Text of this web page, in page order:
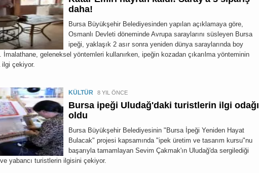
daha!
Bursa Büyükşehir Belediyesinden yapılan açıklamaya göre,
Osmanlı Devleti döneminde Avrupa saraylarını süsleyen Bursa
ipeği, yaklaşık 2 asır sonra yeniden dünya saraylarında boy
İmalathane, geleneksel yöntemleri kullanırken, ipeğin kozadan çıkarılma yönteminin
ilgi çekiyor.
KÜLTÜR 8 YIL ÖNCE
Bursa ipeği Uludağ'daki turistlerin ilgi odağı
oldu
Bursa Büyükşehir Belediyesinin "Bursa İpeği Yeniden Hayat
Bulacak" projesi kapsamında "ipek üretim ve tasarım kursu"nu
başarıyla tamamlayan Sevim Çakmak'ın Uludağ'da sergilediği
yabancı turistlerin ilgisini çekiyor.